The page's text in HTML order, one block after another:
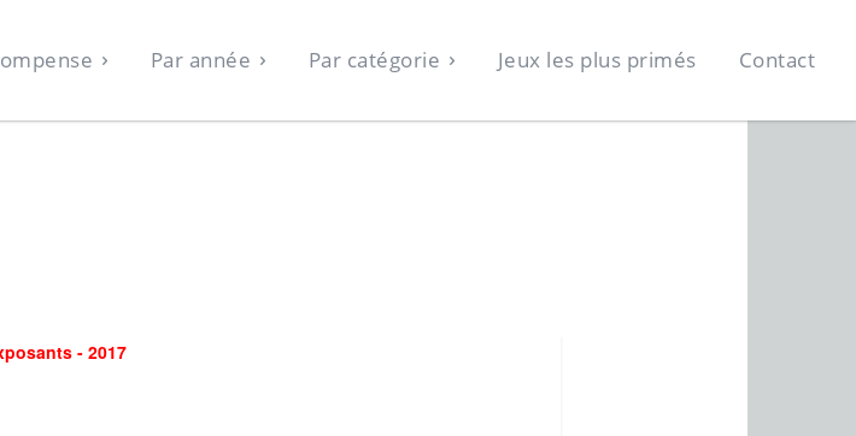
Par année Par catégorie Jeux les plus primés Contact
- 2017